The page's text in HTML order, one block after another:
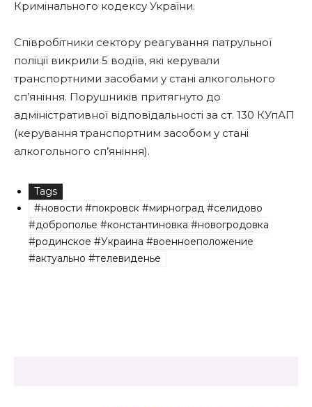
Кримінального кодексу України.
Співробітники сектору реагування патрульної
поліції викрили 5 водіїв, які керували
транспортними засобами у стані алкогольного
сп’яніння. Порушників притягнуто до
адміністративної відповідальності за ст. 130 КУпАП
(керування транспортним засобом у стані
алкогольного сп’яніння).
Tags
#новости #покровск #мирноград #селидово
#доброполье #константиновка #новогродовка
#родинское #Украина #военноеположение
#актуально #телевиденье